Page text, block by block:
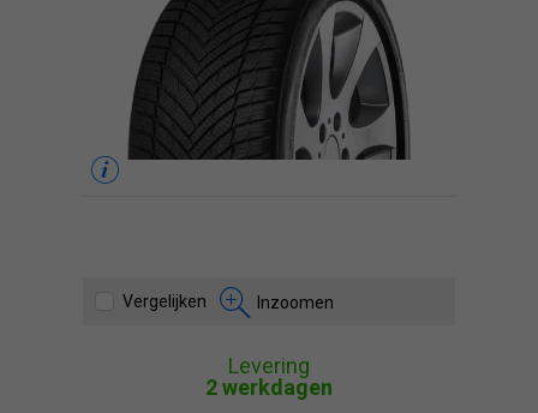
Vergelijken Inzoomen
Levering
2 werkdagen